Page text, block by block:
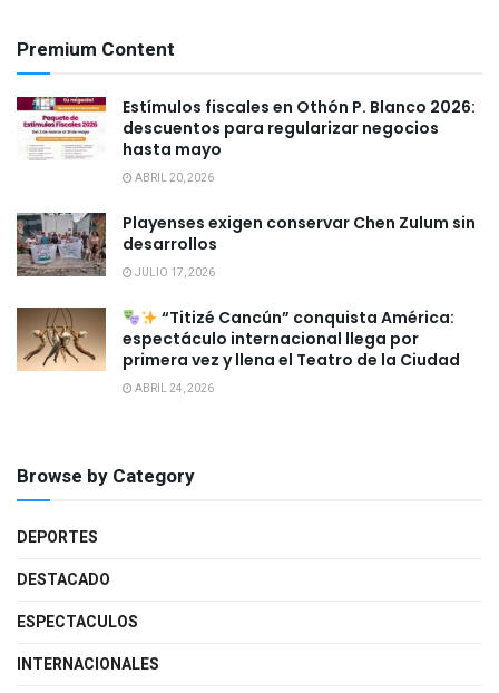
Premium Content
Estímulos fiscales en Othón P. Blanco 2026:
descuentos para regularizar negocios
hasta mayo
ABRIL 20, 2026
Playenses exigen conservar Chen Zulum sin
desarrollos
JULIO 17, 2026
“Titizé Cancún” conquista América:
espectáculo internacional llega por
primera vez y llena el Teatro de la Ciudad
ABRIL 24, 2026
Browse by Category
DEPORTES
DESTACADO
ESPECTACULOS
INTERNACIONALES